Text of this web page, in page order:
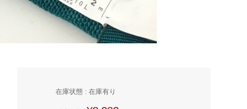
在庫状態 : 在庫有り